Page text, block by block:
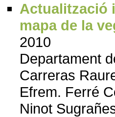
Actualització
mapa de la
2010
Departament
Carreras
Efrem. Ferré
Ninot